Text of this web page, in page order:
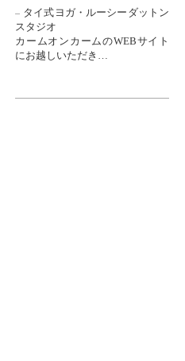
タイ式ヨガ・ルーシーダットン
スタジオ
カームオンカームのWEBサイト
にお越しいただき
レッスンの合間によくこんなお